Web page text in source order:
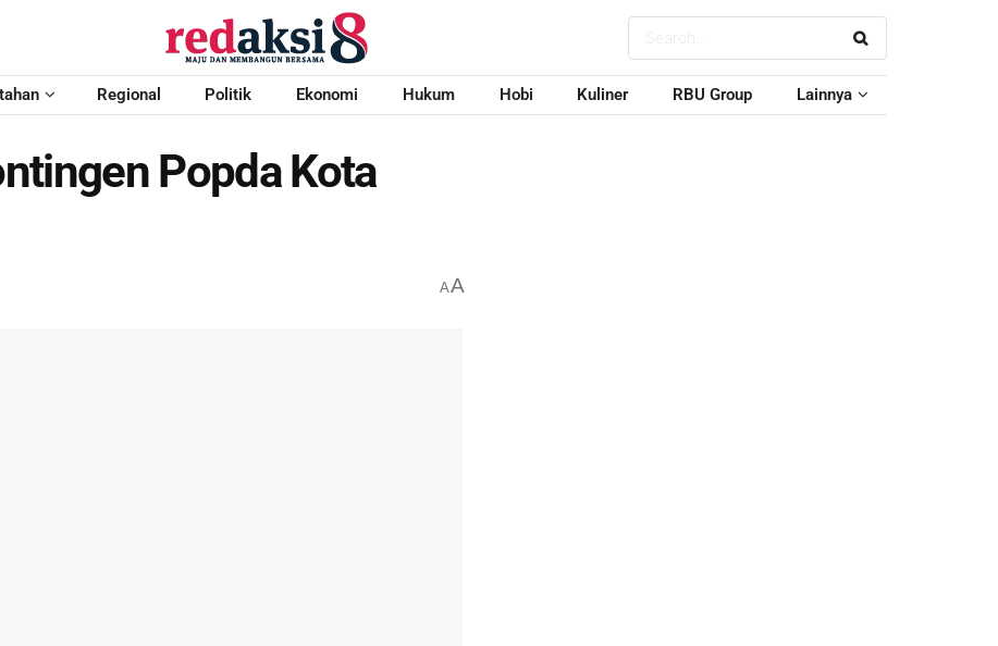
Regional Politik Ekonomi Hukum Hobi Kuliner RBU Group Lainnya
Popda Kota
AA